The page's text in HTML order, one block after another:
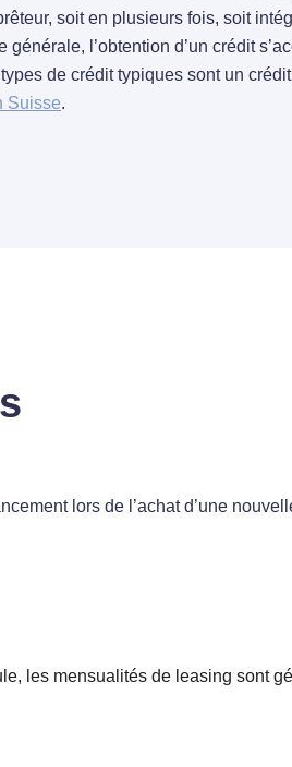
soit en plusieurs fois, soit
l’obtention d’un crédit
de crédit typiques sont un
Suisse.
lors de l’achat d’une
les mensualités de leasing sont